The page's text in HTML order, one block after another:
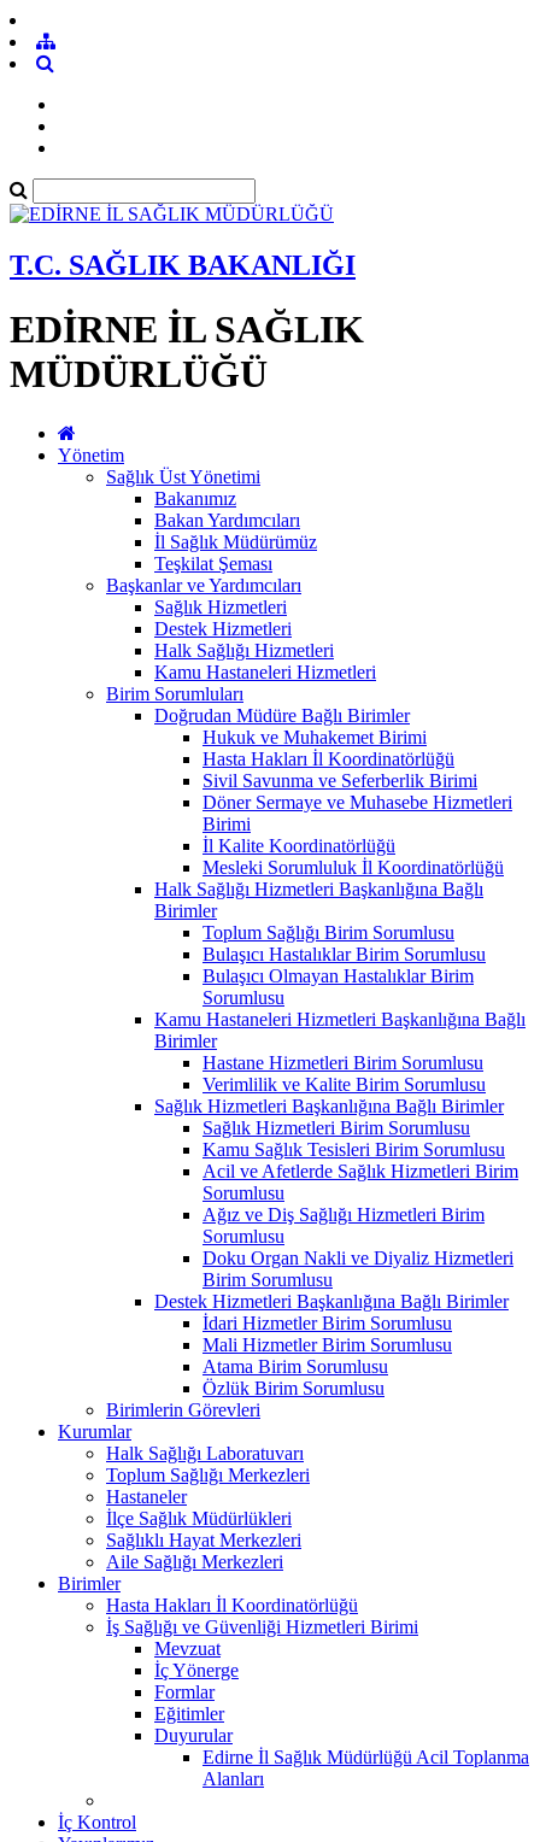
T.C. SAĞLIK BAKANLIĞI
EDİRNE İL SAĞLIK
MÜDÜRLÜĞÜ
Yönetim
Sağlık Üst Yönetimi
Bakanımız
Bakan Yardımcıları
İl Sağlık Müdürümüz
Teşkilat Şeması
Başkanlar ve Yardımcıları
Sağlık Hizmetleri
Destek Hizmetleri
Halk Sağlığı Hizmetleri
Kamu Hastaneleri Hizmetleri
Birim Sorumluları
Doğrudan Müdüre Bağlı Birimler
Hukuk ve Muhakemet Birimi
Hasta Hakları İl Koordinatörlüğü
Sivil Savunma ve Seferberlik Birimi
Döner Sermaye ve Muhasebe Hizmetleri
Birimi
İl Kalite Koordinatörlüğü
Mesleki Sorumluluk İl Koordinatörlüğü
Halk Sağlığı Hizmetleri Başkanlığına Bağlı
Birimler
Toplum Sağlığı Birim Sorumlusu
Bulaşıcı Hastalıklar Birim Sorumlusu
Bulaşıcı Olmayan Hastalıklar Birim
Sorumlusu
Kamu Hastaneleri Hizmetleri Başkanlığına Bağlı
Birimler
Hastane Hizmetleri Birim Sorumlusu
Verimlilik ve Kalite Birim Sorumlusu
Sağlık Hizmetleri Başkanlığına Bağlı Birimler
Sağlık Hizmetleri Birim Sorumlusu
Kamu Sağlık Tesisleri Birim Sorumlusu
Acil ve Afetlerde Sağlık Hizmetleri Birim
Sorumlusu
Ağız ve Diş Sağlığı Hizmetleri Birim
Sorumlusu
Doku Organ Nakli ve Diyaliz Hizmetleri
Birim Sorumlusu
Destek Hizmetleri Başkanlığına Bağlı Birimler
İdari Hizmetler Birim Sorumlusu
Mali Hizmetler Birim Sorumlusu
Atama Birim Sorumlusu
Özlük Birim Sorumlusu
Birimlerin Görevleri
Kurumlar
Halk Sağlığı Laboratuvarı
Toplum Sağlığı Merkezleri
Hastaneler
İlçe Sağlık Müdürlükleri
Sağlıklı Hayat Merkezleri
Aile Sağlığı Merkezleri
Birimler
Hasta Hakları İl Koordinatörlüğü
İş Sağlığı ve Güvenliği Hizmetleri Birimi
Mevzuat
İç Yönerge
Formlar
Eğitimler
Duyurular
Edirne İl Sağlık Müdürlüğü Acil Toplanma
Alanları
İç Kontrol